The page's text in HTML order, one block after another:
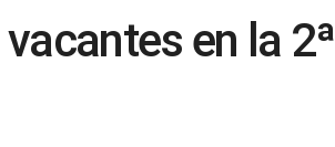
en la 2ª